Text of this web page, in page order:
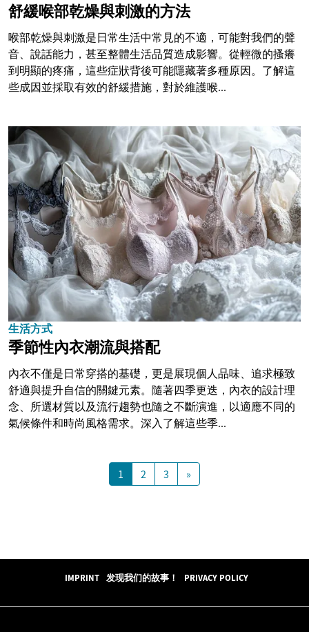
舒緩喉部乾燥與刺激的方法
喉部乾燥與刺激是日常生活中常見的不適，可能對我們的聲
音、說話能力，甚至整體生活品質造成影響。從輕微的搔癢
到明顯的疼痛，這些症狀背後可能隱藏著多種原因。了解這
些成因並採取有效的舒緩措施，對於維護喉...
生活方式
季節性內衣潮流與搭配
內衣不僅是日常穿搭的基礎，更是展現個人品味、追求極致
舒適與提升自信的關鍵元素。隨著四季更迭，內衣的設計理
念、所選材質以及流行趨勢也隨之不斷演進，以適應不同的
氣候條件和時尚風格需求。深入了解這些季...
1 2 3 »
IMPRINT 发现我们的故事！ PRIVACY POLICY